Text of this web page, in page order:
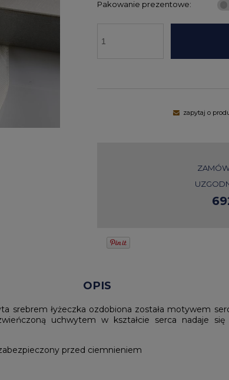
Pakowanie prezentowe:
zapytaj o
OPIS
srebrem łyżeczka ozdobiona została motywem
uchwytem w kształcie serca nadaje
przed ciemnieniem